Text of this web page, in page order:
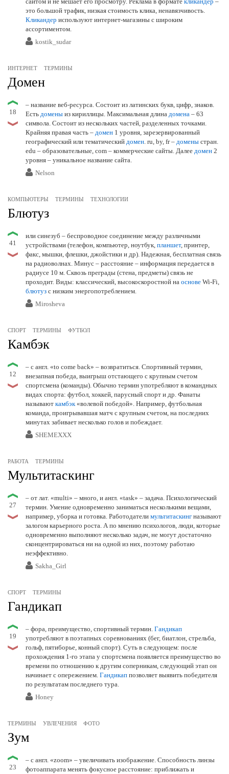
это большой трафик, низкая стоимость клика, ненавязчивость.
Кликандер используют интернет-магазины с широким
ассортиментом.
kostik_sudar
ИНТЕРНЕТ ТЕРМИНЫ
Домен
18
– название веб-ресурса. Состоит из латинских букв, цифр, знаков.
Есть домены из кириллицы. Максимальная длина домена – 63
символа. Состоит из нескольких частей, разделенных точками.
Крайняя правая часть – домен 1 уровня, зарезервированный
географический или тематический домен. ru, by, fr – домены стран.
edu – образовательные, com – коммерческие сайты. Далее домен 2
уровня – уникальное название сайта.
Nelson
КОМПЬЮТЕРЫ ТЕРМИНЫ ТЕХНОЛОГИИ
Блютуз
41
или синезуб – беспроводное соединение между различными
устройствами (телефон, компьютер, ноутбук, планшет, принтер,
факс, мышки, флешки, джойстики и др). Надежная, бесплатная связь
на радиоволнах. Минус – расстояние – информация передается в
радиусе 10 м. Сквозь преграды (стена, предметы) связь не
проходит. Виды: классический, высокоскоростной на основе Wi-Fi,
блютуз с низким энергопотреблением.
Mirosheva
СПОРТ ТЕРМИНЫ ФУТБОЛ
Камбэк
12
– с англ. «to come back» – возвратиться. Спортивный термин,
внезапная победа, выигрыш отстающего с крупным счетом
спортсмена (команды). Обычно термин употребляют в командных
видах спорта: футбол, хоккей, парусный спорт и др. Фанаты
называют камбэк«волевой победой». Например, футбольная
команда, проигрывавшая матч с крупным счетом, на последних
минутах забивает несколько голов и побеждает.
SHEMEXXX
РАБОТА ТЕРМИНЫ
Мультитаскинг
27
– от лат. «multi» – много, и англ. «task» – задача. Психологический
термин. Умение одновременно заниматься несколькими вещами,
например, уборка и готовка. Работодатели мультитаскинг называют
залогом карьерного роста. А по мнению психологов, люди, которые
одновременно выполняют несколько задач, не могут достаточно
сконцентрироваться ни на одной из них, поэтому работаю
неэффективно.
Sakha_Girl
СПОРТ ТЕРМИНЫ
Гандикап
19
– фора, преимущество, спортивный термин. Гандикап
употребляют в поэтапных соревнованиях (бег, биатлон, стрельба,
гольф, пятиборье, конный спорт). Суть в следующем: после
прохождения 1-го этапа у спортсмена появляется преимущество во
времени по отношению к другим соперникам, следующий этап он
начинает с опережением. Гандикап позволяет выявить победителя
по результатам последнего тура.
Honey
ТЕРМИНЫ УВЛЕЧЕНИЯ ФОТО
Зум
23
– с англ. «zoom» – увеличивать изображение. Способность линзы
фотоаппарата менять фокусное расстояние: приближать и